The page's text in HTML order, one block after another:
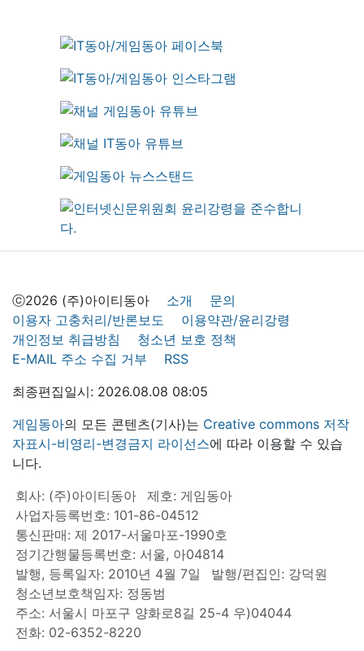
ⓒ2026 (주)아이티동아 소개
문의
이용자 고충처리/반론보도
이용약관/윤리강령
개인정보 취급방침
청소년 보호 정책
E-MAIL 주소 수집 거부
RSS
최종편집일시: 2026.08.08 08:05
게임동아의 모든 콘텐츠(기사)는 Creative commons 저작
자표시-비영리-변경금지 라이선스에 따라 이용할 수 있습
니다.
회사: (주)아이티동아
제호: 게임동아
사업자등록번호: 101-86-04512
통신판매: 제 2017-서울마포-1990호
정기간행물등록번호: 서울, 아04814
발행, 등록일자: 2010년 4월 7일
발행/편집인: 강덕원
청소년보호책임자: 정동범
주소: 서울시 마포구 양화로8길 25-4 우)04044
전화: 02-6352-8220